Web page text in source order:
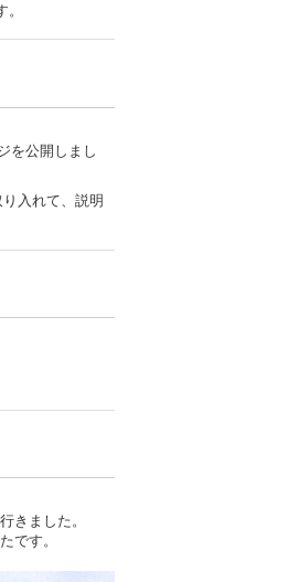
を公開しまし
入れて、説明
きました。
です。